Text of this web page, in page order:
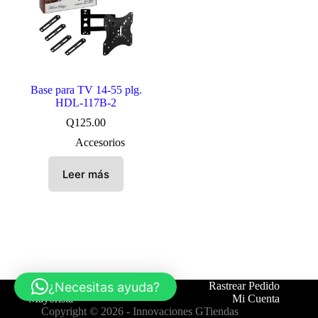
Base para TV 14-55 plg.
HDL-117B-2
Q125.00
Accesorios
Leer más
Tienda Contáctanos
Rastrear Pedido
Mayorista
Mi Cuenta
Copyright © 2026 - Innovaciones GTiendas
¿Necesitas ayuda?